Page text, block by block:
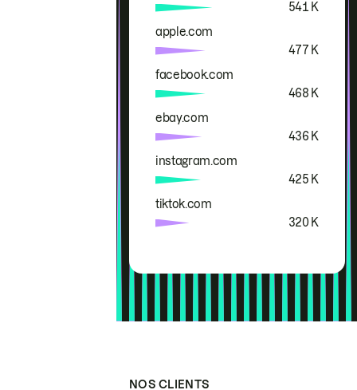
541 K
apple.com
477 K
facebook.com
468 K
ebay.com
436 K
instagram.com
425 K
tiktok.com
320 K
NOS CLIENTS